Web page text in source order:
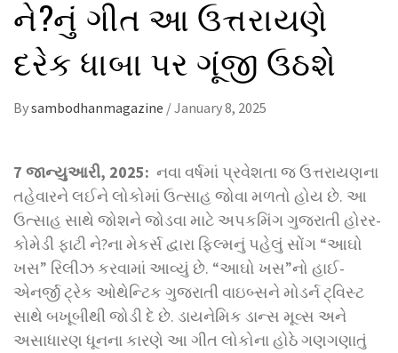
ને?નું ગીત આ ઉત્તરાયણે
દરેક ધાબા પર ગૂંજી ઉઠશે
Bysambodhanmagazine /January 8, 2025
7 જાન્યુઆરી, 2025: નવા વર્ષમાં પ્રવેશતા જ ઉત્તરાયણના
તહેવારને લઈને લોકોમાં ઉત્સાહ જોવા મળતો હોય છે. આ
ઉત્સાહ સાથે જોશને જોડવા માટે અપકમિંગ ગુજરાતી હોરર-
કોમેડી ફાટી ને?ના મેકર્સ દ્વારા ફિલ્મનું પહેલું સોંગ “આઘો
ખસ” રિલીઝ કરવામાં આવ્યું છે. “આઘો ખસ”નો હાઈ-
એનર્જી ટ્રેક ઓથેન્ટિક ગુજરાતી વાઇબ્સને મોડર્ન ટ્વિસ્ટ
સાથે બખૂબીથી જોડી દે છે. ડાયનેમિક ડાન્સ મૂવ્સ અને
અસાધારણ ધૂનના કારણે આ ગીત લોકોના હોઠે ગણગણાતું